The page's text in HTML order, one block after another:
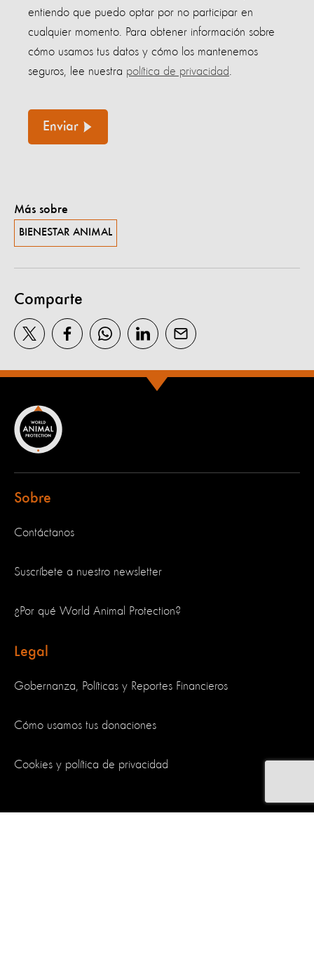
entiendo que puedo optar por no participar en
cualquier momento. Para obtener información sobre
cómo usamos tus datos y cómo los mantenemos
seguros, lee nuestra política de privacidad
Enviar
Más sobre
BIENESTAR ANIMAL
Comparte
Sobre
Contáctanos
Suscríbete a nuestro newsletter
¿Por qué World Animal Protection?
Legal
Gobernanza, Políticas y Reportes Financieros
Cómo usamos tus donaciones
Cookies y política de privacidad